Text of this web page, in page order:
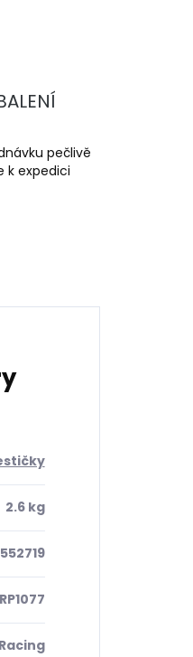
pečlivě
k expedici
2.6 kg
Racing